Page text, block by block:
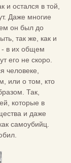
и остался в той,
Даже многие
он был до
так же, как и
- в их общем
его не скоро.
человеке,
или о том, кто
Так,
которые в
и даже
самоубийц.